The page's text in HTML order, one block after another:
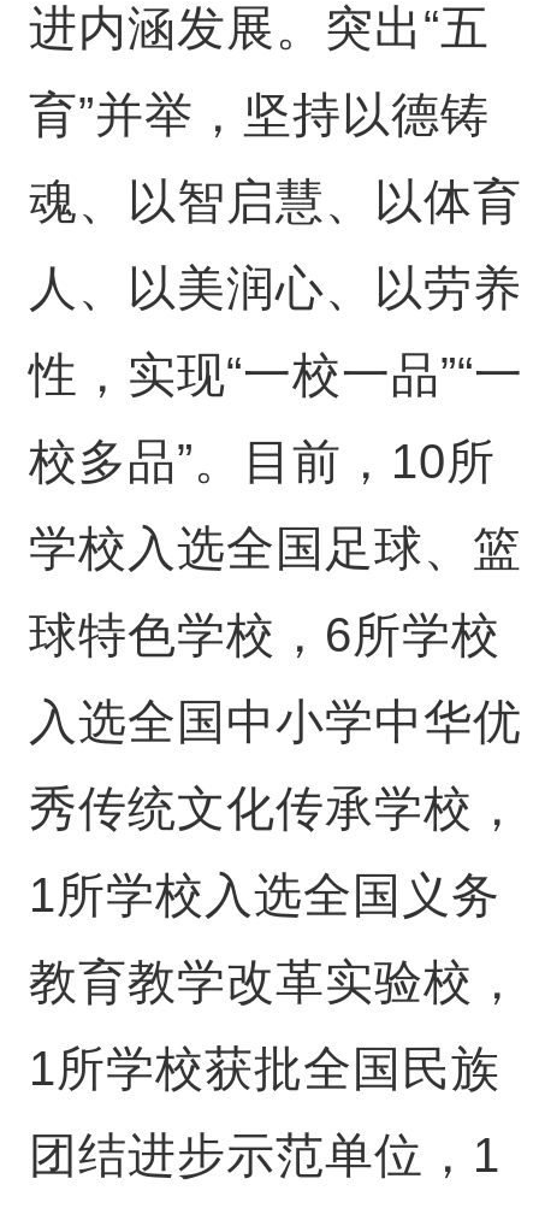
进内涵发展。突出“五
育”并举，坚持以德铸
魂、以智启慧、以体育
人、以美润心、以劳养
性，实现“一校一品”“一
校多品”。目前，10所
学校入选全国足球、篮
球特色学校，6所学校
入选全国中小学中华优
秀传统文化传承学校，
1所学校入选全国义务
教育教学改革实验校，
1所学校获批全国民族
团结进步示范单位，1